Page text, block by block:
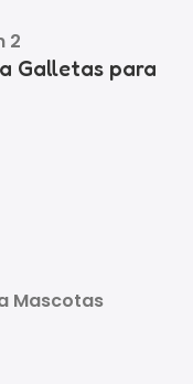
Galletas para
Mascotas